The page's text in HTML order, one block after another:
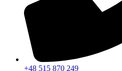
+48 515 870 249